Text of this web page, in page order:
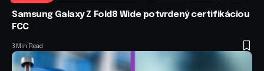
Samsung Galaxy Z Fold8 Wide potvrdený certifikáciou
FCC
3 Min Read